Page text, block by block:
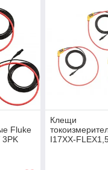
Fluke
3PK
Клещи
I17XX-